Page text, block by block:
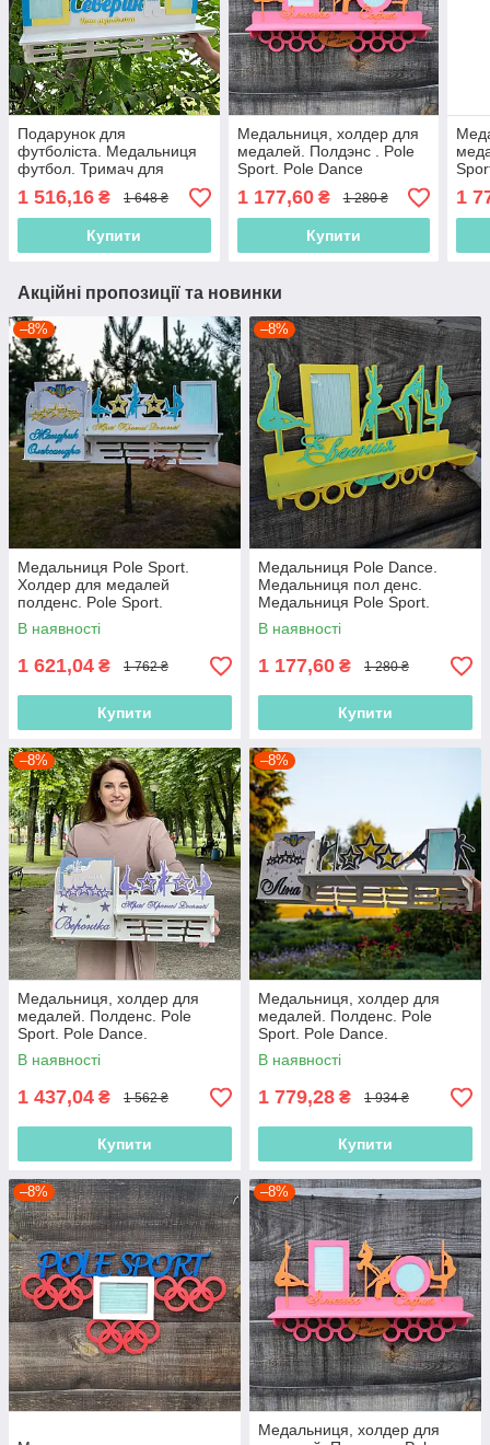
Подарунок для
футболіста. Медальниця
футбол. Тримач для
медалей футбол.
Медальница футболісту.
Холдер футбол
1 516,16 ₴ 1 648 ₴
Купити
Медальниця, холдер для
медалей. Полдэнс . Pole
Sport. Pole Dance
1 177,60₴ 1 280 ₴
Купити
1
Акційні пропозиції та новинки
–8%
Медальниця Pole Sport.
Холдер для медалей
полденс. Pole Sport.
Медальниця Pole Dance.
Медальниця пол денс
В наявності
1 621,04 ₴ 1 762 ₴
Купити
–8%
Медальниця Pole Dance.
Медальниця пол денс.
Медальниця Pole Sport.
Холдер для медалей
полденс. Pole Sport
В наявності
1 177,60 ₴ 1 280 ₴
Купити
–8%
Медальниця, холдер для
медалей. Полденс. Pole
Sport. Pole Dance.
Медальниця полденс.
В наявності
1 437,04 ₴ 1 562 ₴
Купити
–8%
Медальниця, холдер для
медалей. Полденс. Pole
Sport. Pole Dance.
Медальниця полденс.
В наявності
1 779,28 ₴ 1 934 ₴
Купити
–8% –8%
Медальниця, холдер для